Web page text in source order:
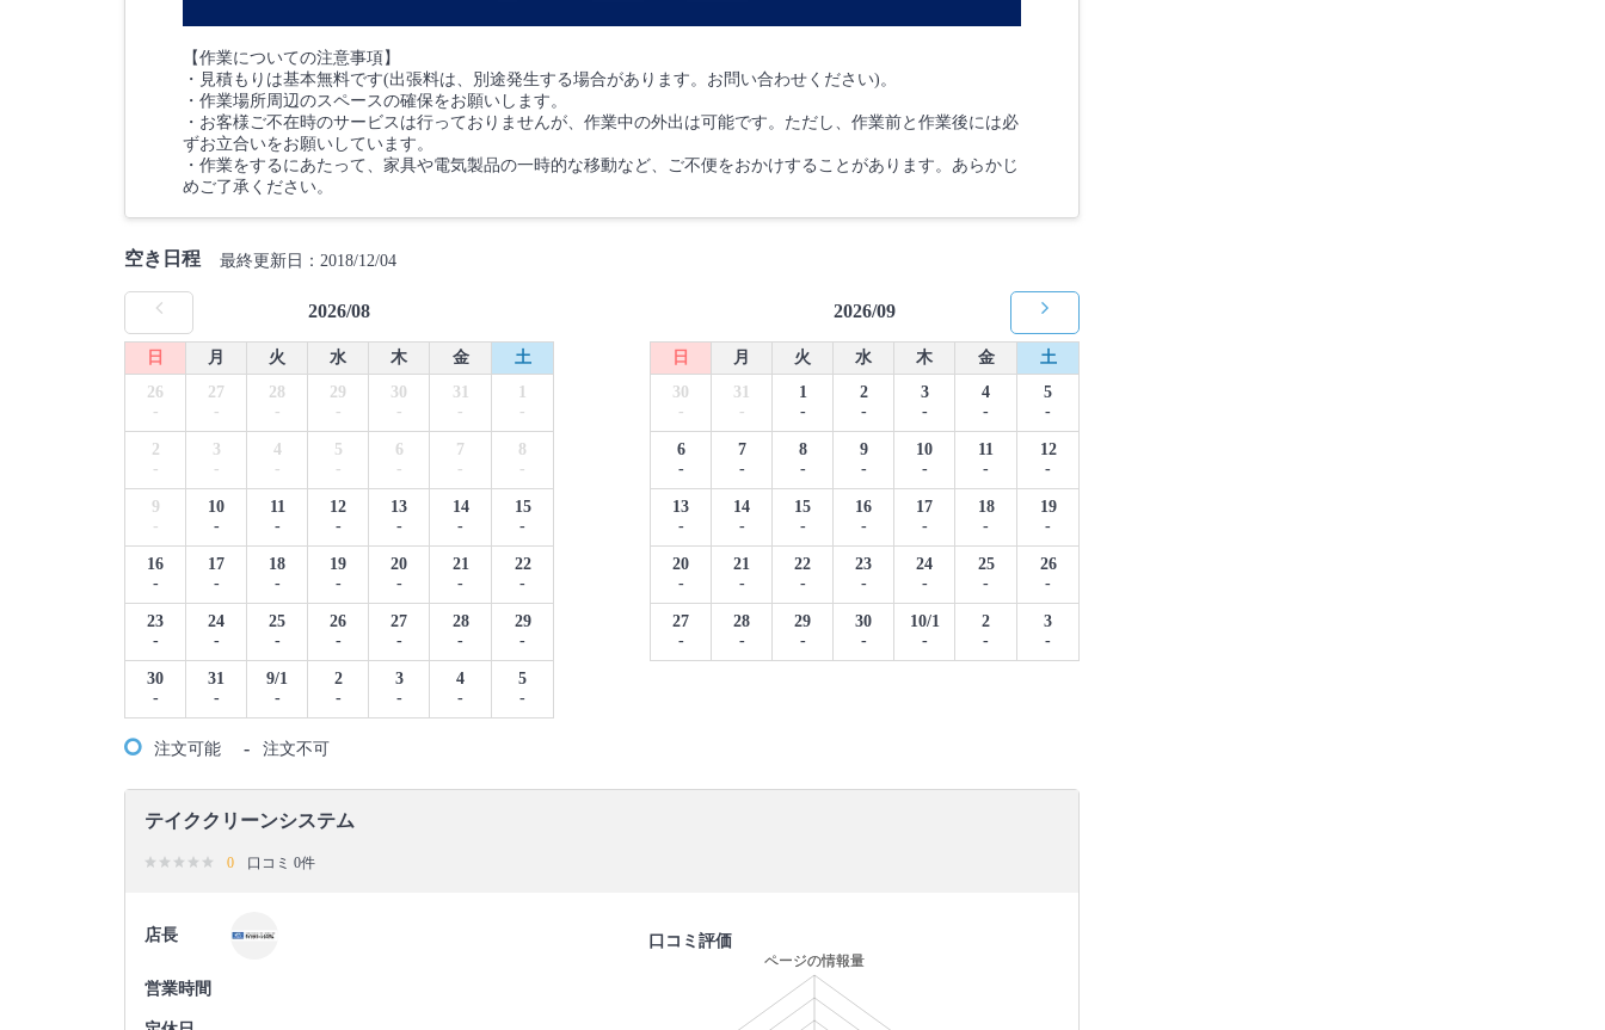
【作業についての注意事項】
・見積もりは基本無料です(出張料は、別途発生する場合があります。お問い合わせください)。
・作業場所周辺のスペースの確保をお願いします。
・お客様ご不在時のサービスは行っておりませんが、作業中の外出は可能です。ただし、作業前と作業後には必
ずお立合いをお願いしています。
・作業をするにあたって、家具や電気製品の一時的な移動など、ご不便をおかけすることがあります。あらかじ
めご了承ください。
空き日程 最終更新日：2018/12/04
2026/08
日 月 火 水 木 金
土
26
-
27
-
28
-
29
-
30
-
31
-
1
-
2
-
3
-
4
-
5
-
6
-
7
-
8
-
9
-
10
-
11
-
12
-
13
-
14
-
15
-
16
-
17
-
18
-
19
-
20
-
21
-
22
-
23
-
24
-
25
-
26
-
27
-
28
-
29
-
30
-
31
-
9/1
-
2
-
3
-
4
-
5
-
2026/09
日 月 火 水 木 金
土
30
-
31
-
1
-
2
-
3
-
4
-
5
-
6
-
7
-
8
-
9
-
10
-
11
-
12
-
13
-
14
-
15
-
16
-
17
-
18
-
19
-
20
-
21
-
22
-
23
-
24
-
25
-
26
-
27
-
28
-
29
-
30
-
10/1
-
2
-
3
-
注文可能 - 注文不可
テイククリーンシステム
0 口コミ 0件
店長
営業時間
口コミ評価